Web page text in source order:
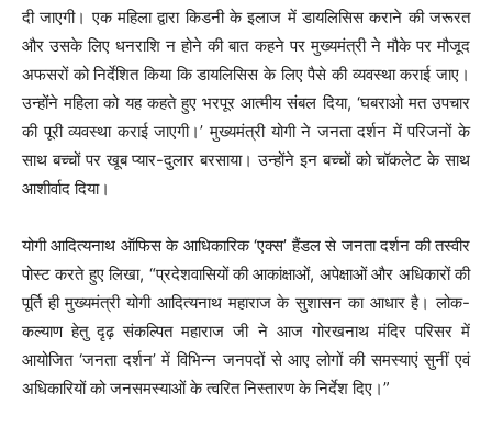
दी जाएगी। एक महिला द्वारा किडनी के इलाज में डायलिसिस कराने की जरूरत
और उसके लिए धनराशि न होने की बात कहने पर मुख्यमंत्री ने मौके पर मौजूद
अफसरों को निर्देशित किया कि डायलिसिस के लिए पैसे की व्यवस्था कराई जाए।
उन्होंने महिला को यह कहते हुए भरपूर आत्मीय संबल दिया, ‘घबराओ मत उपचार
की पूरी व्यवस्था कराई जाएगी।’ मुख्यमंत्री योगी ने जनता दर्शन में परिजनों के
साथ बच्चों पर खूब प्यार-दुलार बरसाया। उन्होंने इन बच्चों को चॉकलेट के साथ
आशीर्वाद दिया।
योगी आदित्यनाथ ऑफिस के आधिकारिक ‘एक्स’ हैंडल से जनता दर्शन की तस्वीर
पोस्ट करते हुए लिखा, “प्रदेशवासियों की आकांक्षाओं, अपेक्षाओं और अधिकारों की
पूर्ति ही मुख्यमंत्री योगी आदित्यनाथ महाराज के सुशासन का आधार है। लोक-
कल्याण हेतु दृढ़ संकल्पित महाराज जी ने आज गोरखनाथ मंदिर परिसर में
आयोजित ‘जनता दर्शन’ में विभिन्न जनपदों से आए लोगों की समस्याएं सुनीं एवं
अधिकारियों को जनसमस्याओं के त्वरित निस्तारण के निर्देश दिए।”